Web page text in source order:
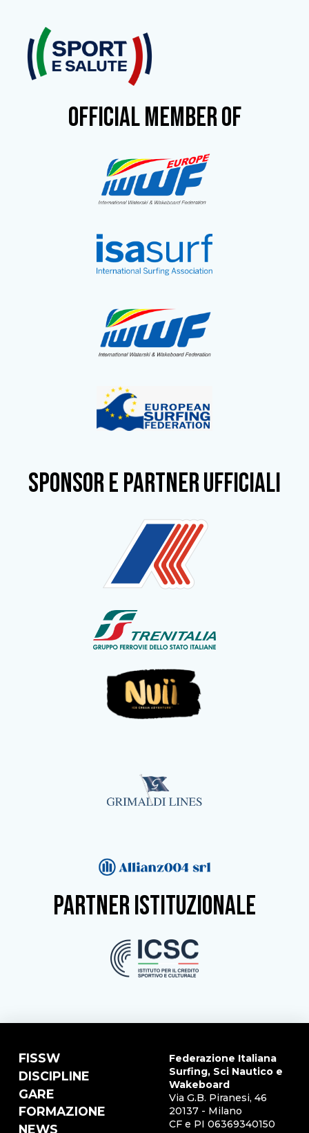
OFFICIAL MEMBER OF
SPONSOR e partner ufficiali
partner istituzionale
FISSW
DISCIPLINE
GARE
FORMAZIONE
NEWS
Federazione Italiana
Surfing, Sci Nautico e
Wakeboard
Via G.B. Piranesi, 46
20137 - Milano
CF e PI 06369340150